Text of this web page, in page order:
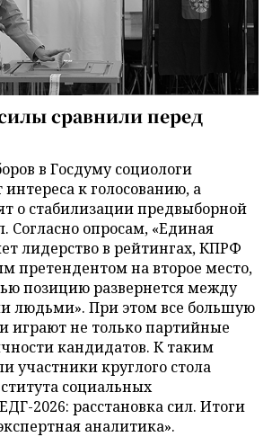
сравнили перед
в Госдуму социологи
к голосованию, а
о стабилизации предвыборной
Согласно опросам, «Единая
лидерство в рейтингах, КПРФ
претендентом на второе место,
позицию развернется между
людьми». При этом все большую
играют не только партийные
кандидатов. К таким
участники круглого стола
социальных
2026: расстановка сил. Итоги
аналитика».